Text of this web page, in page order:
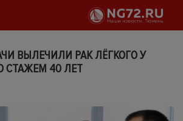
ВЫЛЕЧИЛИ РАК ЛЁГКОГО У
СТАЖЕМ 40 ЛЕТ